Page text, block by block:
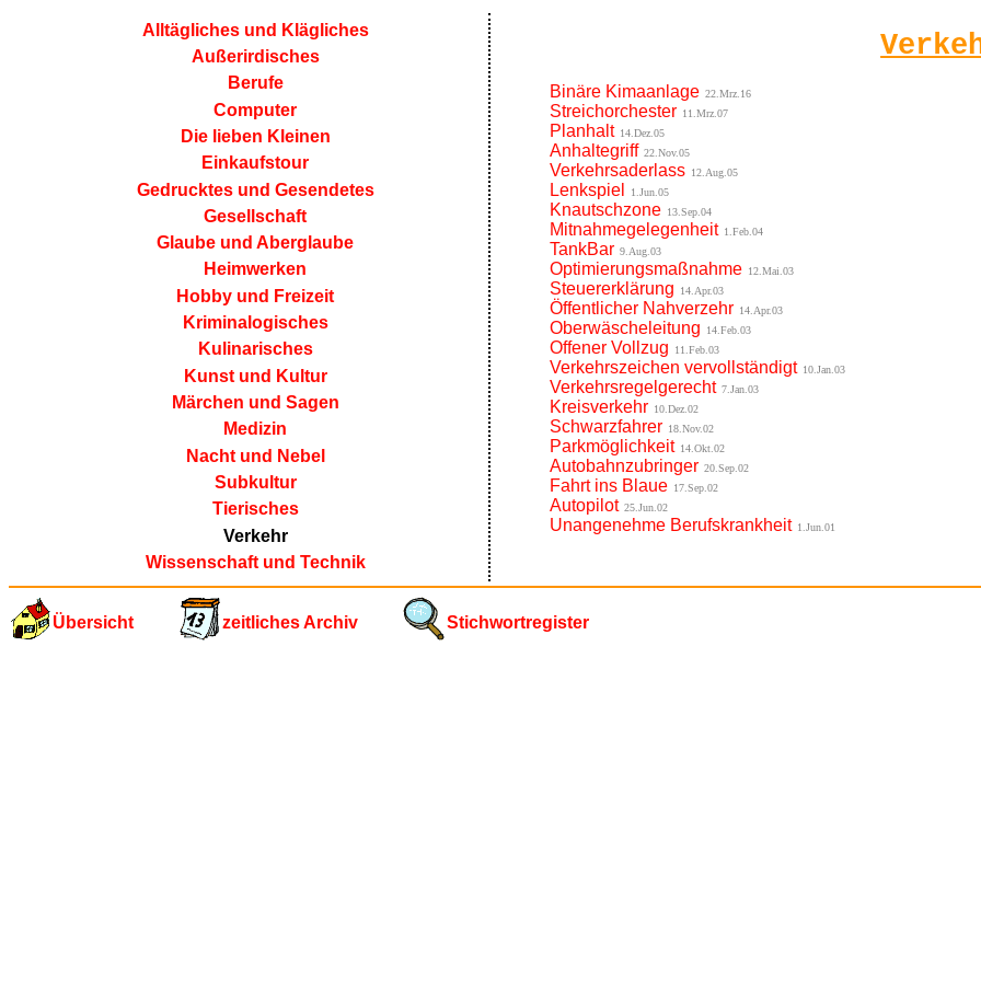
Alltägliches und Klägliches
Außerirdisches
Berufe
Computer
Die lieben Kleinen
Einkaufstour
Gedrucktes und Gesendetes
Gesellschaft
Glaube und Aberglaube
Heimwerken
Hobby und Freizeit
Kriminalogisches
Kulinarisches
Kunst und Kultur
Märchen und Sagen
Medizin
Nacht und Nebel
Subkultur
Tierisches
Verkehr
Wissenschaft und Technik
Binäre Kimaanlage 22.Mrz.16
Streichorchester 11.Mrz.07
Planhalt 14.Dez.05
Anhaltegriff 22.Nov.05
Verkehrsaderlass 12.Aug.05
Lenkspiel 1.Jun.05
Knautschzone 13.Sep.04
Mitnahmegelegenheit 1.Feb.04
TankBar 9.Aug.03
Optimierungsmaßnahme 12.Mai.03
Steuererklärung 14.Apr.03
Öffentlicher Nahverzehr 14.Apr.03
Oberwäscheleitung 14.Feb.03
Offener Vollzug 11.Feb.03
Verkehrszeichen vervollständigt 10.Jan.03
Verkehrsregelgerecht 7.Jan.03
Kreisverkehr 10.Dez.02
Schwarzfahrer 18.Nov.02
Parkmöglichkeit 14.Okt.02
Autobahnzubringer 20.Sep.02
Fahrt ins Blaue 17.Sep.02
Autopilot 25.Jun.02
Unangenehme Berufskrankheit 1.Jun.01
Übersicht zeitliches Archiv Stichwortregister